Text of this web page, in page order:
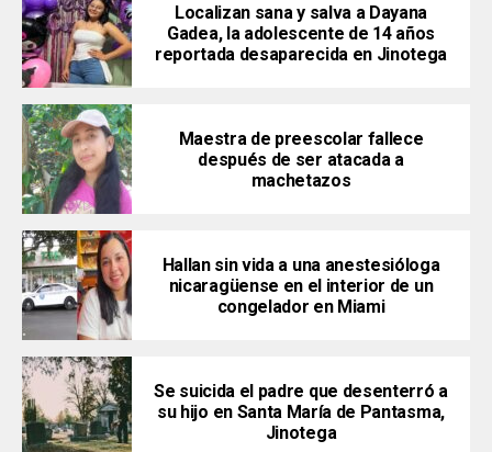
Localizan sana y salva a Dayana
Gadea, la adolescente de 14 años
reportada desaparecida en Jinotega
Maestra de preescolar fallece
después de ser atacada a
machetazos
Hallan sin vida a una anestesióloga
nicaragüense en el interior de un
congelador en Miami
Se suicida el padre que desenterró a
su hijo en Santa María de Pantasma,
Jinotega